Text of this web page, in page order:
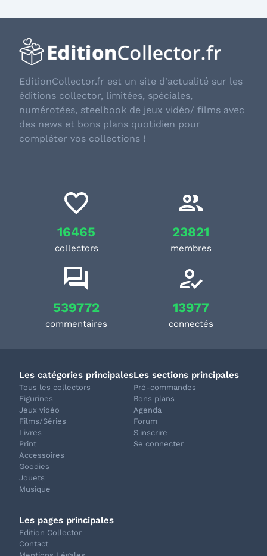
EditionCollector.fr est un site d'actualité sur les
éditions collector, limitées, spéciales,
numérotées, steelbook de jeux vidéo/ films avec
des news et bons plans quotidien pour
compléter vos collections !
16465
collectors
23821
membres
539772
commentaires
13977
connectés
Les catégories principales
Tous les collectors
Figurines
Jeux vidéo
Films/Séries
Livres
Print
Accessoires
Goodies
Jouets
Musique
Les sections principales
Pré-commandes
Bons plans
Agenda
Forum
S'inscrire
Se connecter
Les pages principales
Edition Collector
Contact